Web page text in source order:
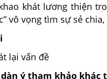
khát lương thiện
vô vọng tìm sự sẻ
lại vấn đề
dàn ý tham khảo khác